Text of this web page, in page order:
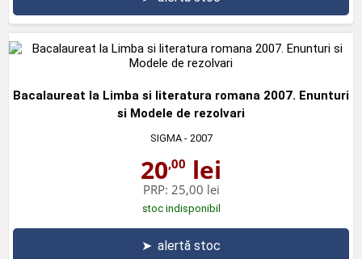
Bacalaureat la Limba si literatura romana 2007. Enunturi
si Modele de rezolvari
SIGMA- 2007
20,00 lei
PRP: 25,00 lei
stoc indisponibil
➤ alertă stoc